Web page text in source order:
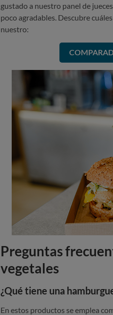
gustado a nuestro panel de
poco agradables. Descubre
nuestro:
Preguntas
vegetales
¿Qué tiene una
En estos productos se emplea